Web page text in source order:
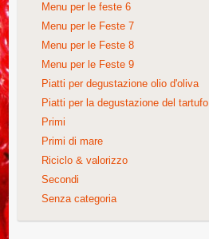
Menu per le feste 6
Menu per le Feste 7
Menu per le Feste 8
Menu per le Feste 9
Piatti per degustazione olio d'oliva
Piatti per la degustazione del tartufo
Primi
Primi di mare
Riciclo & valorizzo
Secondi
Senza categoria